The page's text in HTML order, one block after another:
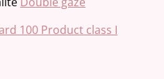
100 Product class I